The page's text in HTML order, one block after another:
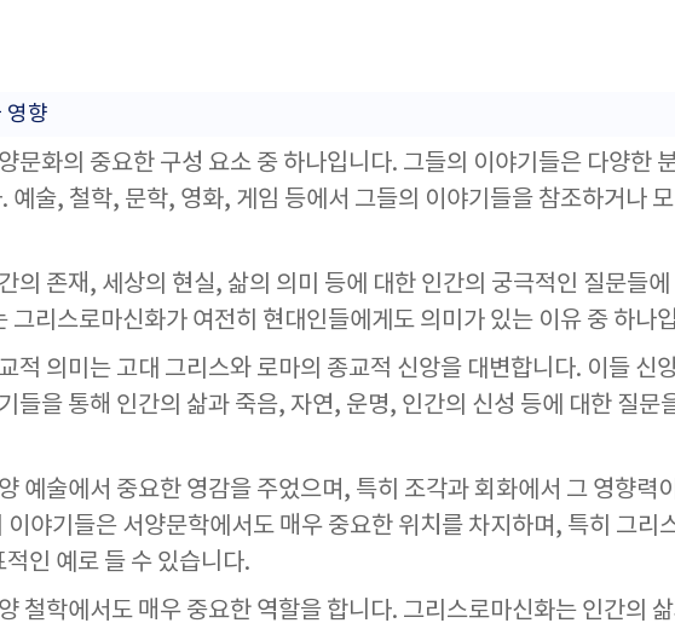
영향
문화의 중요한 구성 요소 중 하나입니다. 그들의 이야기들은 다양한
예술, 철학, 문학, 영화, 게임 등에서 그들의 이야기들을 참조하거나
의 존재, 세상의 현실, 삶의 의미 등에 대한 인간의 궁극적인 질문들에
그리스로마신화가 여전히 현대인들에게도 의미가 있는 이유 중 하나
적 의미는 고대 그리스와 로마의 종교적 신앙을 대변합니다. 이들 신
들을 통해 인간의 삶과 죽음, 자연, 운명, 인간의 신성 등에 대한 질문
예술에서 중요한 영감을 주었으며, 특히 조각과 회화에서 그 영향력
야기들은 서양문학에서도 매우 중요한 위치를 차지하며, 특히 그리
인 예로 들 수 있습니다.
철학에서도 매우 중요한 역할을 합니다. 그리스로마신화는 인간의 삶